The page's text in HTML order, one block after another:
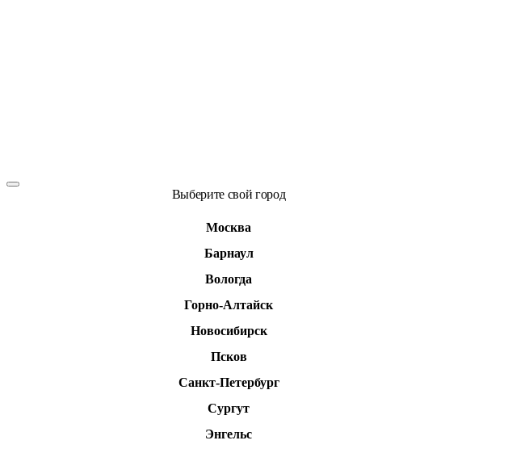
Выберите свой город
Москва
Барнаул
Вологда
Горно-Алтайск
Новосибирск
Псков
Санкт-Петербург
Сургут
Энгельс